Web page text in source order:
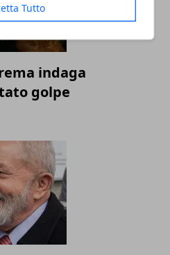
Tutto
indaga
golpe